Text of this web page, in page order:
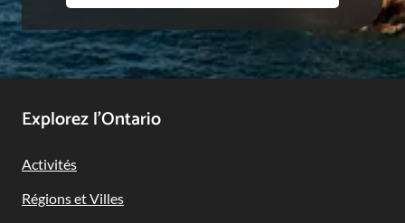
Footer
Navigation
Explorez l’Ontario
Activités
Régions et Villes